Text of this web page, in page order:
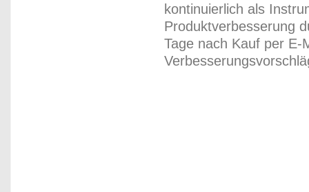
kontinuierlich als
Produktverbesserung
Tage nach Kauf per E-